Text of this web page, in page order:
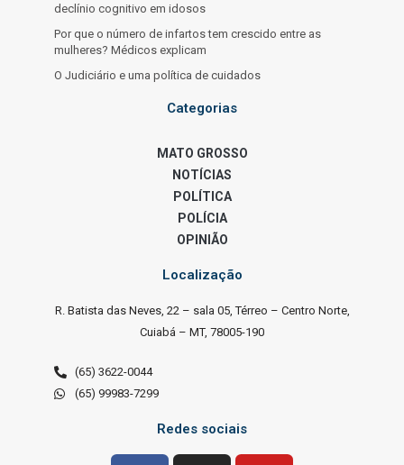
declínio cognitivo em idosos
Por que o número de infartos tem crescido entre as
mulheres? Médicos explicam
O Judiciário e uma política de cuidados
Categorias
MATO GROSSO
NOTÍCIAS
POLÍTICA
POLÍCIA
OPINIÃO
Localização
R. Batista das Neves, 22 – sala 05, Térreo – Centro Norte,
Cuiabá – MT, 78005-190
(65) 3622-0044
(65) 99983-7299
Redes sociais